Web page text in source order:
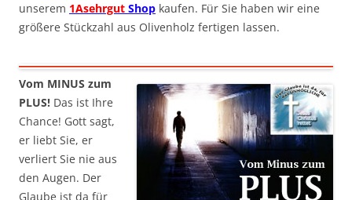
unserem 1Asehrgut Shop kaufen. Für Sie haben wir eine
größere Stückzahl aus Olivenholz fertigen lassen.
Vom MINUS zum
PLUS! Das ist Ihre
Chance! Gott sagt,
er liebt Sie, er
verliert Sie nie aus
den Augen. Der
Glaube ist da für